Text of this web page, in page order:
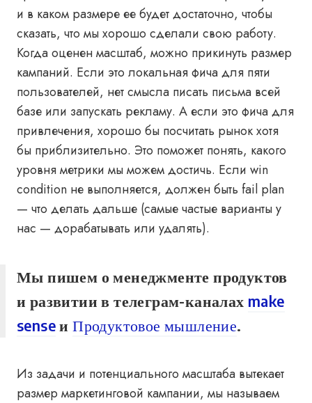
и в каком размере ее будет достаточно, чтобы
сказать, что мы хорошо сделали свою работу.
Когда оценен масштаб, можно прикинуть размер
кампаний. Если это локальная фича для пяти
пользователей, нет смысла писать письма всей
базе или запускать рекламу. А если это фича для
привлечения, хорошо бы посчитать рынок хотя
бы приблизительно. Это поможет понять, какого
уровня метрики мы можем достичь. Если win
condition не выполняется, должен быть fail plan
— что делать дальше (самые частые варианты у
нас — дорабатывать или удалять).
Мы пишем о менеджменте продуктов
и развитии в телеграм-каналах make
senseиПродуктовое мышление.
Из задачи и потенциального масштаба вытекает
размер маркетинговой кампании, мы называем